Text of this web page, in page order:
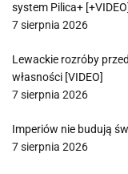
system Pilica+ [+VIDEO]
7 sierpnia 2026
Lewackie rozróby
własności [VIDEO]
7 sierpnia 2026
Imperiów nie budują
7 sierpnia 2026